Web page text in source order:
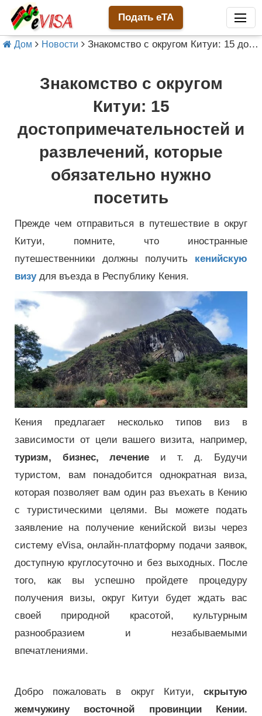
Подать eTA
Дом Новости Знакомство с округом Китуи: 15 достопримечательностей и развлечений, которые обязательно нужно посетить
Знакомство с округом
Китуи: 15
достопримечательностей и
развлечений, которые
обязательно нужно
посетить
Прежде чем отправиться в путешествие в округ
Китуи, помните, что иностранные
путешественники должны получить кенийскую
визудля въезда в Республику Кения.
Кения предлагает несколько типов виз в
зависимости от цели вашего визита, например,
туризм, бизнес, лечение и т. д. Будучи
туристом, вам понадобится однократная виза,
которая позволяет вам один раз въехать в Кению
с туристическими целями.
Вы можете подать
заявление на получение кенийской визы через
систему eVisa, онлайн-платформу подачи заявок,
доступную круглосуточно и без выходных. После
того, как вы успешно пройдете процедуру
получения визы, округ Китуи будет ждать вас
своей природной красотой, культурным
разнообразием и незабываемыми
впечатлениями.
Добро пожаловать в округ Китуи, скрытую
жемчужину восточной провинции Кении.